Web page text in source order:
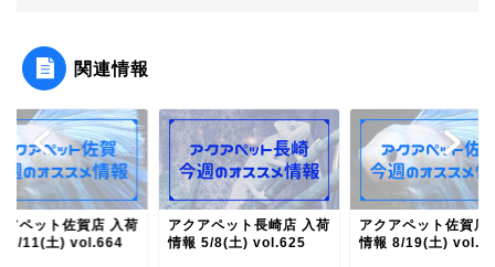
関連情報
アペット佐賀店 入荷
3/11(土) vol.664
アクアペット長崎店 入荷
情報 5/8(土) vol.625
アクアペット佐賀店
情報 8/19(土)